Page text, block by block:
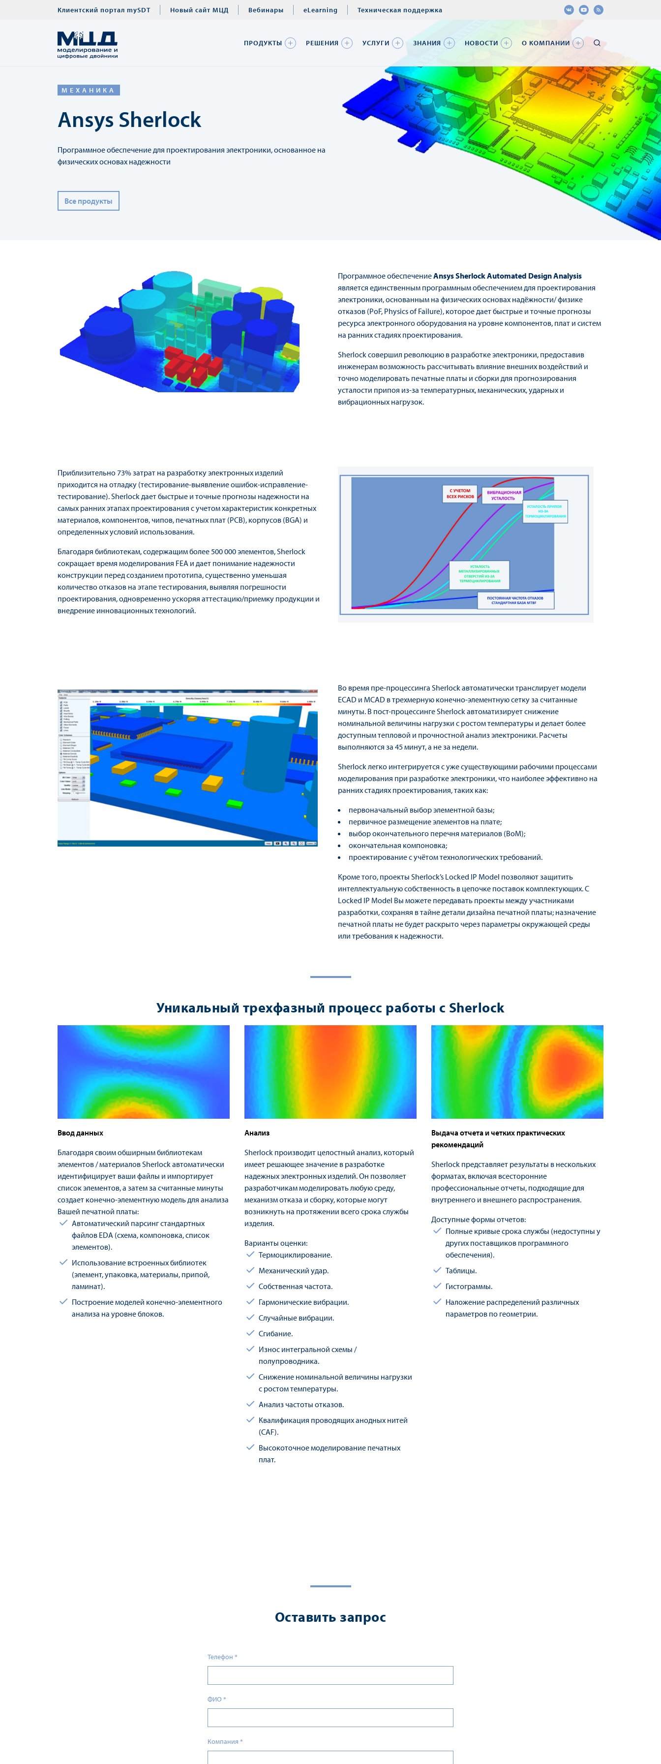
Клиентский портал mySDT Новый сайт МЦД Вебинары eLearning Техническая поддержка
ПРОДУКТЫ РЕШЕНИЯ УСЛУГИ ЗНАНИЯ НОВОСТИ О КОМПАНИИ
МЕХАНИКА
Ansys Sherlock
Программное обеспечение для проектирования электроники, основанное на
физических основах надежности
Все продукты
Программное обеспечениеAnsys Sherlock Automated Design Analysis
является единственным программным обеспечением для проектирования
электроники, основанным на физических основах надёжности/ физике
отказов (PoF, Physics of Failure), которое дает быстрые и точные прогнозы
ресурса электронного оборудования на уровне компонентов, плат и систем
на ранних стадиях проектирования.
Sherlock совершил революцию в разработке электроники, предоставив
инженерам возможность рассчитывать влияние внешних воздействий и
точно моделировать печатные платы и сборки для прогнозирования
усталости припоя из-за температурных, механических, ударных и
вибрационных нагрузок.
Приблизительно 73% затрат на разработку электронных изделий
приходится на отладку (тестирование-выявление ошибок-исправление-
тестирование). Sherlock дает быстрые и точные прогнозы надежности на
самых ранних этапах проектирования с учетом характеристик конкретных
материалов, компонентов, чипов, печатных плат (PCB), корпусов (BGA) и
определенных условий использования.
Благодаря библиотекам, содержащим более 500 000 элементов, Sherlock
сокращает время моделирования FEA и дает понимание надежности
конструкции перед созданием прототипа, существенно уменьшая
количество отказов на этапе тестирования, выявляя погрешности
проектирования, одновременно ускоряя аттестацию/приемку продукции и
внедрение инновационных технологий.
Во время пре-процессинга Sherlock автоматически транслирует модели
ECAD и MCAD в трехмерную конечно-элементную сетку за считанные
минуты. В пост-процессинге Sherlock автоматизирует снижение
номинальной величины нагрузки с ростом температуры и делает более
доступным тепловой и прочностной анализ электроники. Расчеты
выполняются за 45 минут, а не за недели.
Sherlock легко интегрируется с уже существующими рабочими процессами
моделирования при разработке электроники, что наиболее эффективно на
ранних стадиях проектирования, таких как:
первоначальный выбор элементной базы;
первичное размещение элементов на плате;
выбор окончательного перечня материалов (BoM);
окончательная компоновка;
проектирование с учётом технологических требований.
Кроме того, проекты Sherlock’s Locked IP Model позволяют защитить
интеллектуальную собственность в цепочке поставок комплектующих. С
Locked IP Model Вы можете передавать проекты между участниками
разработки, сохраняя в тайне детали дизайна печатной платы; назначение
печатной платы не будет раскрыто через параметры окружающей среды
или требования к надежности.
Уникальный трехфазный процесс работы с Sherlock
Ввод данных
Благодаря своим обширным библиотекам
элементов / материалов Sherlock автоматически
идентифицирует ваши файлы и импортирует
список элементов, а затем за считанные минуты
создает конечно-элементную модель для анализа
Вашей печатной платы:
Автоматический парсинг стандартных
файлов EDA (схема, компоновка, список
элементов).
Использование встроенных библиотек
(элемент, упаковка, материалы, припой,
ламинат).
Построение моделей конечно-элементного
анализа на уровне блоков.
Анализ
Sherlock производит целостный анализ, который
имеет решающее значение в разработке
надежных электронных изделий. Он позволяет
разработчикам моделировать любую среду,
механизм отказа и сборку, которые могут
возникнуть на протяжении всего срока службы
изделия.
Варианты оценки:
Термоциклирование.
Механический удар.
Собственная частота.
Гармонические вибрации.
Случайные вибрации.
Сгибание.
Износ интегральной схемы /
полупроводника.
Снижение номинальной величины нагрузки
с ростом температуры.
Анализ частоты отказов.
Квалификация проводящих анодных нитей
(CAF).
Высокоточное моделирование печатных
плат.
Выдача отчета и четких практических
рекомендаций
Sherlock представляет результаты в нескольких
форматах, включая всесторонние
профессиональные отчеты, подходящие для
внутреннего и внешнего распространения.
Доступные формы отчетов:
Полные кривые срока службы (недоступны у
других поставщиков программного
обеспечения).
Таблицы.
Гистограммы.
Наложение распределений различных
параметров по геометрии.
Оставить запрос
Телефон *
ФИО *
Компания *